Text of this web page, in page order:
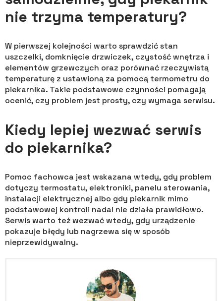
nie trzyma temperatury?
W pierwszej kolejności warto sprawdzić stan
uszczelki, domknięcie drzwiczek, czystość wnętrza i
elementów grzewczych oraz porównać rzeczywistą
temperaturę z ustawioną za pomocą termometru do
piekarnika. Takie podstawowe czynności pomagają
ocenić, czy problem jest prosty, czy wymaga serwisu.
Kiedy lepiej wezwać serwis
do piekarnika?
Pomoc fachowca jest wskazana wtedy, gdy problem
dotyczy termostatu, elektroniki, panelu sterowania,
instalacji elektrycznej albo gdy piekarnik mimo
podstawowej kontroli nadal nie działa prawidłowo.
Serwis warto też wezwać wtedy, gdy urządzenie
pokazuje błędy lub nagrzewa się w sposób
nieprzewidywalny.